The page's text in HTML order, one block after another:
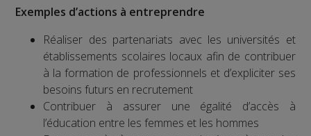
Exemples d’actions à entreprendre
Réaliser des partenariats avec les universités et
établissements scolaires locaux afin de contribuer
à la formation de professionnels et d’expliciter ses
besoins futurs en recrutement
Contribuer à assurer une égalité d’accès à
l’éducation entre les femmes et les hommes